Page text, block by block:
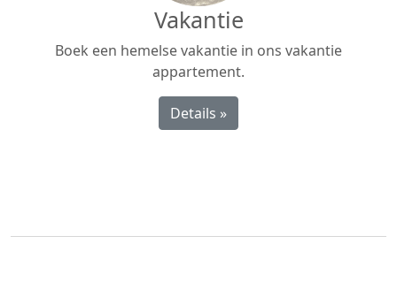
Vakantie
Boek een hemelse vakantie in ons vakantie
appartement.
Details »